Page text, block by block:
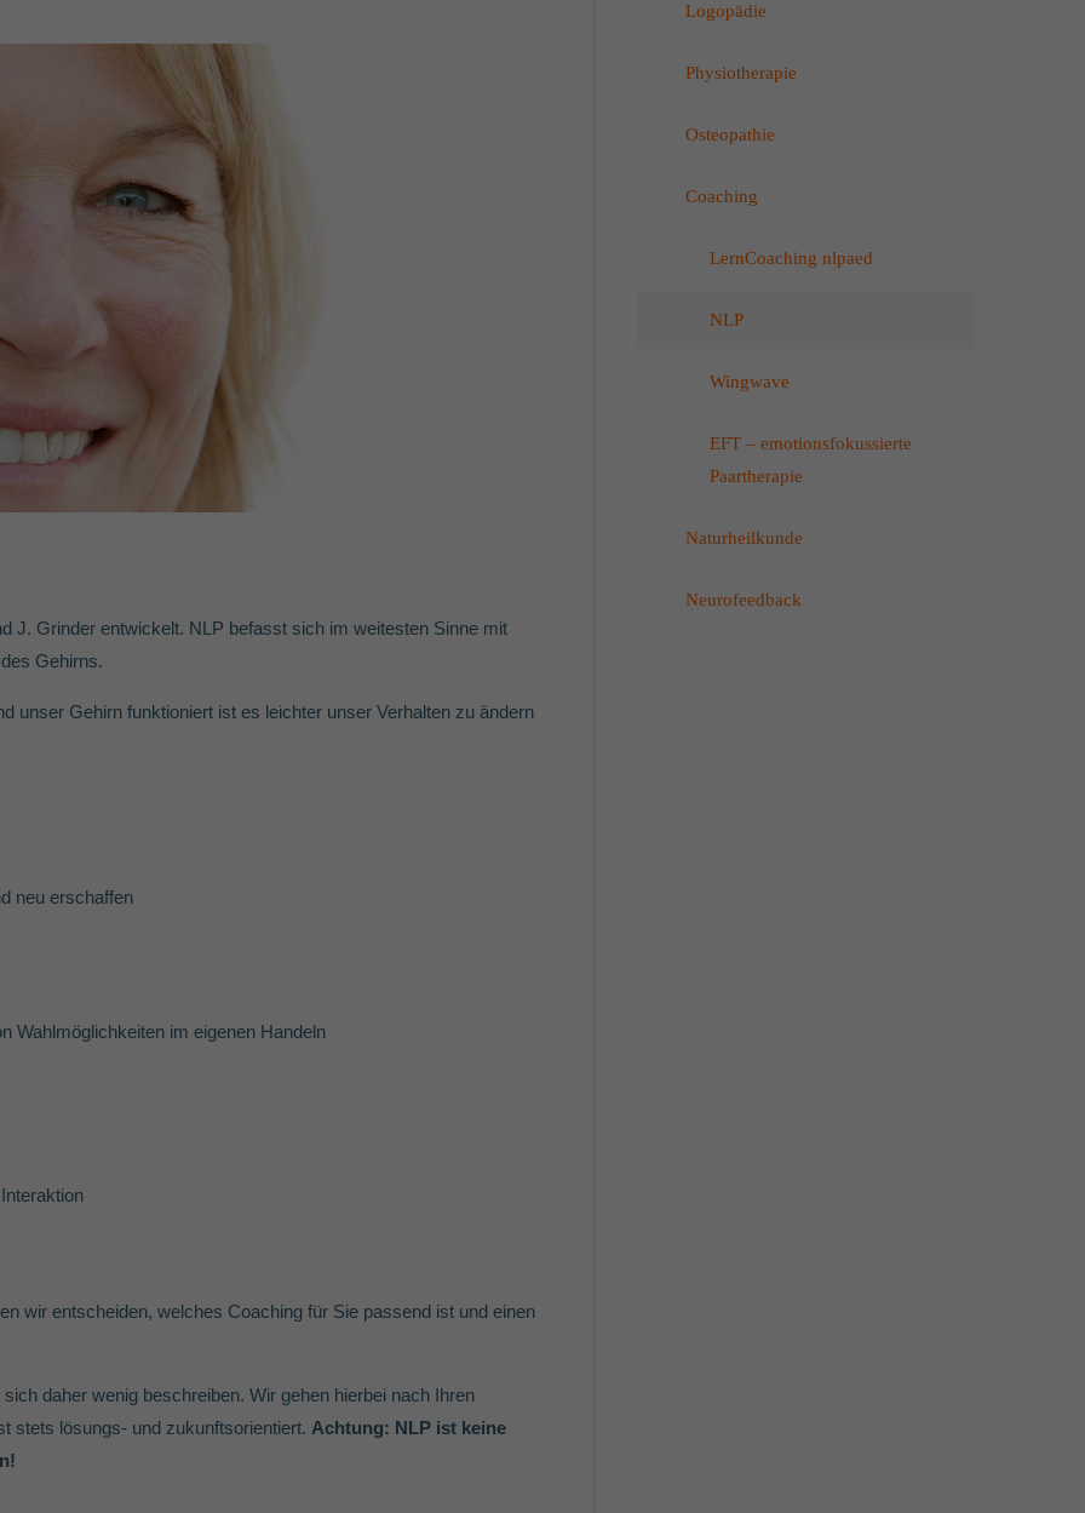
J. Grinder entwickelt. NLP befasst sich im weitesten Sinne mit
Gehirns.
unser Gehirn funktioniert ist es leichter unser Verhalten zu ändern
neu erschaffen
Wahlmöglichkeiten im eigenen Handeln
wir entscheiden, welches Coaching für Sie passend ist und einen
daher wenig beschreiben. Wir gehen hierbei nach Ihren
stets lösungs- und zukunftsorientiert. Achtung: NLP ist keine
Logopädie
Physiotherapie
Osteopathie
Coaching
LernCoaching nlpaed
NLP
Wingwave
EFT – emotionsfokussierte
Paartherapie
Naturheilkunde
Neurofeedback